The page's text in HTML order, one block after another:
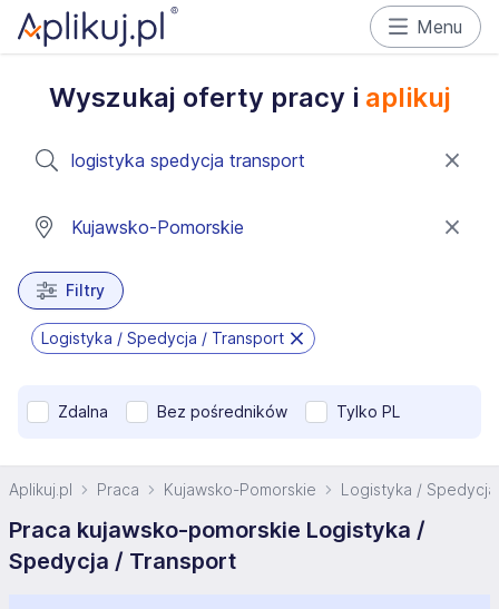
Menu
Wyszukaj oferty pracy i aplikuj
Filtry
Logistyka / Spedycja / Transport
Zdalna Bez pośredników Tylko PL
Aplikuj.pl Praca Kujawsko-Pomorskie Logistyka /
Praca kujawsko-pomorskie Logistyka /
Spedycja / Transport